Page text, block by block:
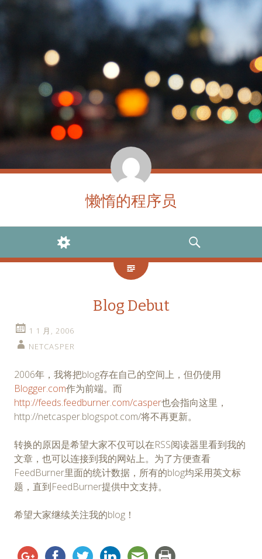
懒惰的程序员
WIDGETS
SEARCH
Blog Debut
1 1 月, 2006
NETCASPER
2006年，我将把blog存在自己的空间上，但仍使用
Blogger.com作为前端。而
http://feeds.feedburner.com/casper也会指向这里，
http://netcasper.blogspot.com/将不再更新。
转换的原因是希望大家不仅可以在RSS阅读器里看到我的
文章，也可以连接到我的网站上。为了方便查看
FeedBurner里面的统计数据，所有的blog均采用英文标
题，直到FeedBurner提供中文支持。
希望大家继续关注我的blog！